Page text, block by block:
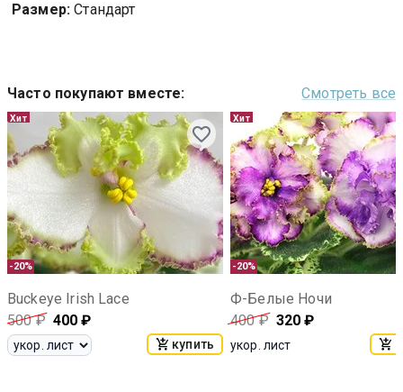
Размер: Стандарт
Часто покупают вместе: Смотреть все
-20%
Хит
Buckeye Irish Lace
500₽ 400 ₽
купить
-20%
Хит
Ф-Белые Ночи
400₽ 320 ₽
укор. лист